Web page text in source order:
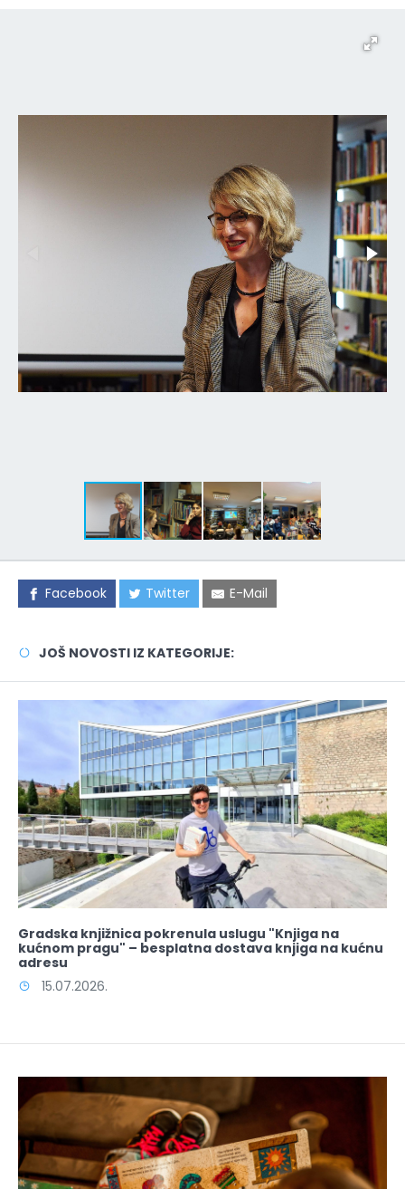
Facebook Twitter E-Mail
JOŠ NOVOSTI IZ KATEGORIJE:
Gradska knjižnica pokrenula uslugu "Knjiga na
kućnom pragu" – besplatna dostava knjiga na kućnu
adresu
15.07.2026.